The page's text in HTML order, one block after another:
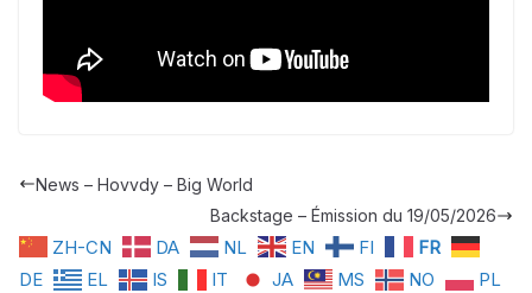
News – Hovvdy – Big World
Backstage – Émission du 19/05/2026
ZH-CN DA NL EN FI
FR
DE
EL IS IT JA MS NO
PL